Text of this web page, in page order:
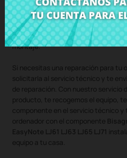
CompraBisagra derecha Packard
LJ65 LJ71al mejor precio en CRParts
ORIGINAL - disponible también con
montaje.
Si necesitas una reparación para tu
solicitarla al servicio técnico y te
de reparación. Con nuestro servicio
producto, te recogemos el equipo,
componente en el servicio técnico y
ordenador con el componente
EasyNote LJ61 LJ63 LJ65 LJ71
equipo a tu casa.